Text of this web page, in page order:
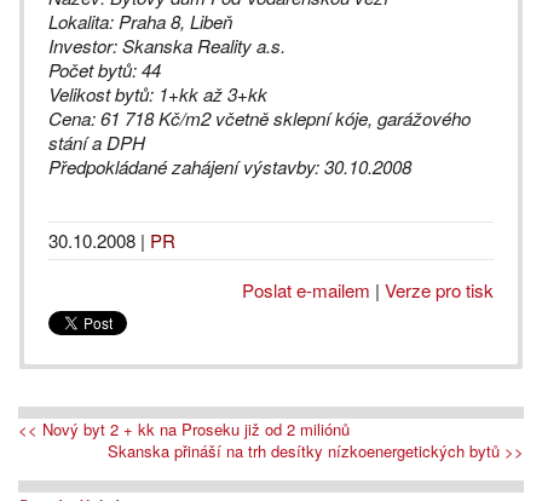
Lokalita: Praha 8, Libeň
Investor: Skanska Reality a.s.
Počet bytů: 44
Velikost bytů: 1+kk až 3+kk
Cena: 61 718 Kč/m2 včetně sklepní kóje, garážového
stání a DPH
Předpokládané zahájení výstavby: 30.10.2008
30.10.2008 | PR
Poslat e-mailem | Verze pro tisk
<< Nový byt 2 + kk na Proseku již od 2 miliónů
Skanska přináší na trh desítky nízkoenergetických bytů >>